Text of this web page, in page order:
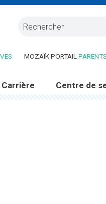
NOUVELLE FENÊTRE)
(CE LIEN OUVRE DANS UNE
MOZAÏK PORTAILPARENTS
Carrière Centre de